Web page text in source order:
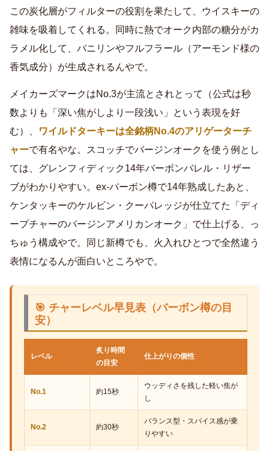
この炭化層がフィルターの役割を果たして、ウイスキーの
雑味を吸着してくれる。同時に熱でオーク内部の糖分がカ
ラメル化して、バニリンやフルフラール（アーモンド様の
香気成分）が生成されるんやで。
メイカーズマークはNo.3が主流とされとって（公式は秒
数よりも「深い焦がしより一段浅い」という表現を好
む）、
ワイルドターキーは全銘柄No.4のアリゲーターチ
ャーで有名やな。スコッチでバージンオークを使う例とし
ては、グレンフィディック14年バーボンバレル・リザー
ブがわかりやすい。ex-バーボン樽で14年熟成したあと、
ケンタッキーのケルビン・クーパレッジが仕立てた「ディ
ープチャーのバージンアメリカンオーク」で仕上げる、っ
ちゅう構成やで。同じ新樽でも、火入れひとつで全然違う
表情になるんが面白いところやで。
🎯 チャーレベル早見表（バーボン樽の目
安）
レベル
炙り時間
の目安
仕上がりの個性
No.1 約15秒
ウッディさを残した軽い焦が
し
No.2 約30秒
バランス型・スパイス感が乗
りやすい